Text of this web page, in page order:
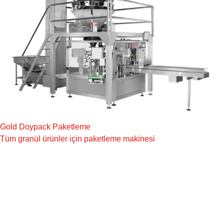
Gold Doypack Paketleme
Tüm granül ürünler için paketleme makinesi